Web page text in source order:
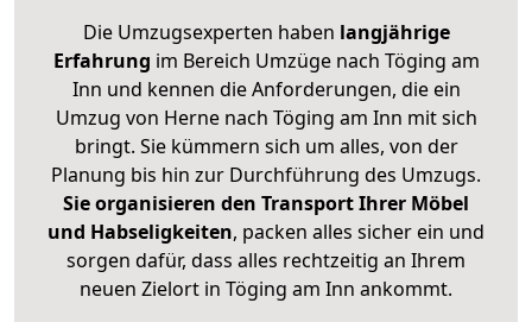
Die Umzugsexperten haben langjährige
Erfahrung im Bereich Umzüge nach Töging am
Inn und kennen die Anforderungen, die ein
Umzug von Herne nach Töging am Inn mit sich
bringt. Sie kümmern sich um alles, von der
Planung bis hin zur Durchführung des Umzugs.
Sie organisieren den Transport Ihrer Möbel
und Habseligkeiten, packen alles sicher ein und
sorgen dafür, dass alles rechtzeitig an Ihrem
neuen Zielort in Töging am Inn ankommt.